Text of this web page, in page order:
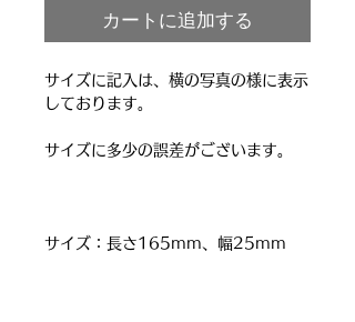
カートに追加する
サイズに記入は、横の写真の様に表示
しております。
サイズに多少の誤差がございます。
サイズ：長さ165mm、幅25mm